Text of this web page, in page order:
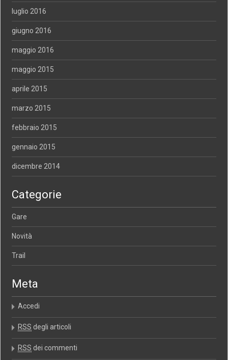
luglio 2016
giugno 2016
maggio 2016
maggio 2015
aprile 2015
marzo 2015
febbraio 2015
gennaio 2015
dicembre 2014
Categorie
Gare
Novità
Trail
Meta
Accedi
RSS degli articoli
RSS dei commenti